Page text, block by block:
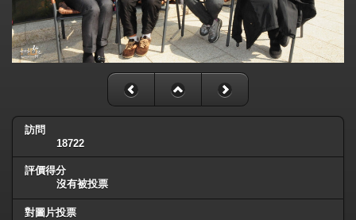
訪問
18722
評價得分
沒有被投票
對圖片投票